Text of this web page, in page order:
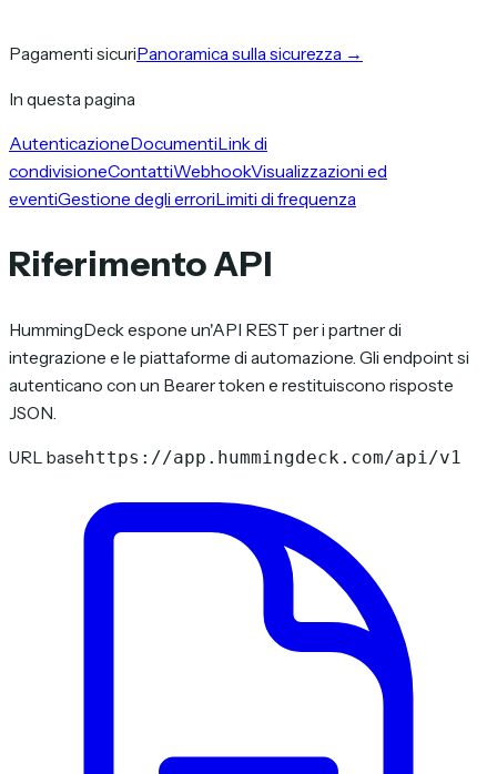
Pagamenti sicuriPanoramica sulla sicurezza →
In questa pagina
AutenticazioneDocumentiLink di
condivisioneContattiWebhookVisualizzazioni ed
eventiGestione degli erroriLimiti di frequenza
Riferimento API
HummingDeck espone un'API REST per i partner di
integrazione e le piattaforme di automazione. Gli endpoint si
autenticano con un Bearer token e restituiscono risposte
JSON.
URL base https://app.hummingdeck.com/api/v1